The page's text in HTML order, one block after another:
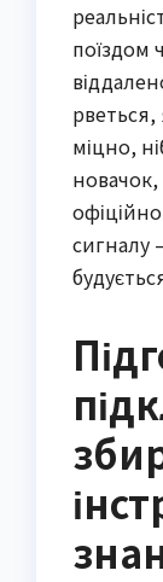
поїздом
рветься,
міцно,
сигналу